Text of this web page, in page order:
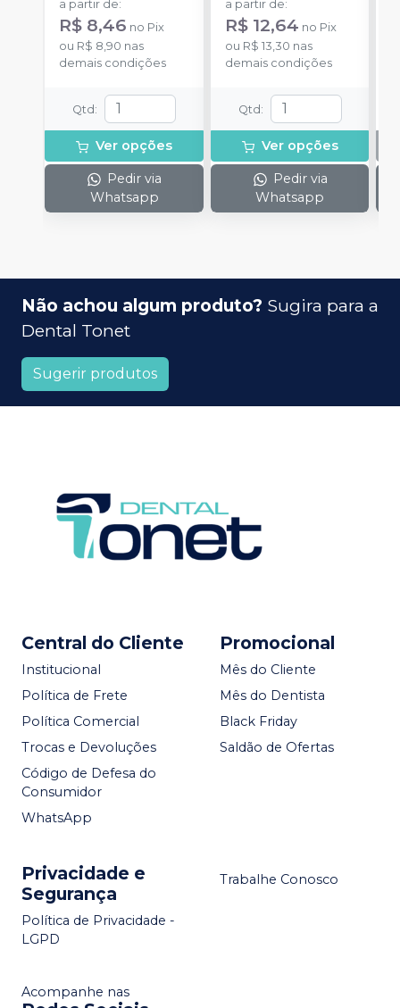
a partir de:
R$ 8,46 no Pix
ou R$ 8,90 nas
demais condições
Qtd :
Ver opções
Pedir via
Whatsapp
a partir de:
R$ 12,64 no Pix
ou R$ 13,30 nas
demais condições
Qtd :
Ver opções
Pedir via
Whatsapp
Não achou algum produto? Sugira para a
Dental Tonet
Sugerir produtos
Central do Cliente
Institucional
Política de Frete
Política Comercial
Trocas e Devoluções
Código de Defesa do
Consumidor
WhatsApp
Promocional
Mês do Cliente
Mês do Dentista
Black Friday
Saldão de Ofertas
Privacidade e
Segurança
Política de Privacidade -
LGPD
Trabalhe Conosco
Acompanhe nas